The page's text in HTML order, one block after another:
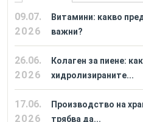
09.07.
2026
Витамини: какво
важни?
26.06.
2026
Колаген за пиене:
хидролизираните...
17.06.
2026
Производство на
трябва да...